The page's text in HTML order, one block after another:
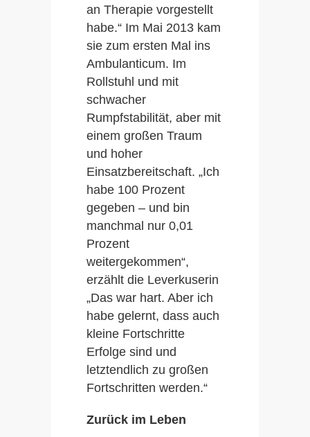
an Therapie vorgestellt
habe.“ Im Mai 2013 kam
sie zum ersten Mal ins
Ambulanticum. Im
Rollstuhl und mit
schwacher
Rumpfstabilität, aber mit
einem großen Traum
und hoher
Einsatzbereitschaft. „Ich
habe 100 Prozent
gegeben – und bin
manchmal nur 0,01
Prozent
weitergekommen“,
erzählt die Leverkuserin
„Das war hart. Aber ich
habe gelernt, dass auch
kleine Fortschritte
Erfolge sind und
letztendlich zu großen
Fortschritten werden.“
Zurück im Leben